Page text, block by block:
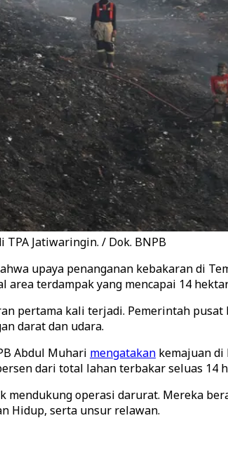
Jatiwaringin. / Dok. BNPB
upaya penanganan kebakaran di
terdampak yang mencapai 14
pertama kali terjadi. Pemerintah
darat dan udara.
Abdul Muhari mengatakan kemajuan di
dari total lahan terbakar seluas 14
operasi darurat. Mereka
Hidup, serta unsur relawan.